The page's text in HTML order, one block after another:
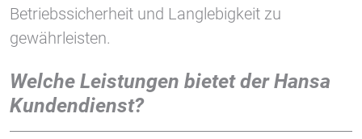
Betriebssicherheit und Langlebigkeit zu
gewährleisten.
Welche Leistungen bietet der Hansa
Kundendienst?
Zweck:
Dieser Cookie speichert die ausgewählten
Einverständnis-Optionen des Benutzers
Cookie Laufzeit: